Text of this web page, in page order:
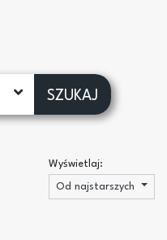
SZUKAJ
Wyświetlaj:
Od najstarszych